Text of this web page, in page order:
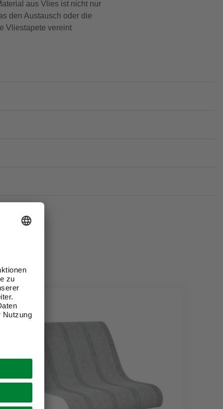
aus Vlies ist nicht nur
den Austausch oder die
Vliestapete vereint